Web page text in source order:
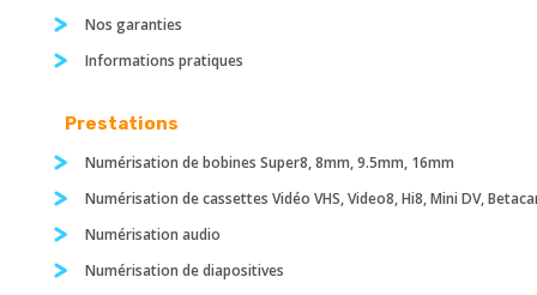
Nos garanties
Informations pratiques
Prestations
Numérisation de bobines Super8, 8mm, 9.5mm, 16mm
Numérisation de cassettes Vidéo VHS, Video8, Hi8, Mini DV,
Numérisation audio
Numérisation de diapositives